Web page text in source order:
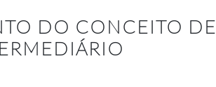
DO CONCEITO DE